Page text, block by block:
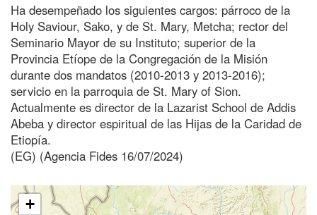
Ha desempeñado los siguientes cargos: párroco de la
Holy Saviour, Sako, y de St. Mary, Metcha; rector del
Seminario Mayor de su Instituto; superior de la
Provincia Etíope de la Congregación de la Misión
durante dos mandatos (2010-2013 y 2013-2016);
servicio en la parroquia de St. Mary of Sion.
Actualmente es director de la Lazarist School de Addis
Abeba y director espiritual de las Hijas de la Caridad de
Etiopía.
(EG) (Agencia Fides 16/07/2024)
+